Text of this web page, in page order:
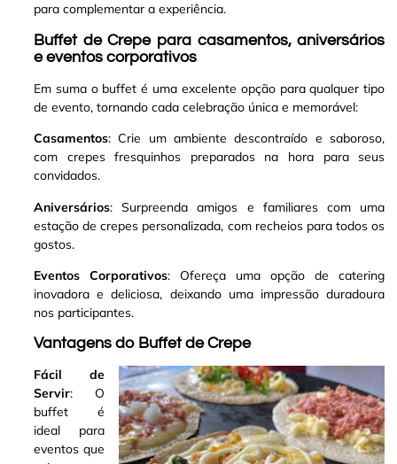
para complementar a experiência.
Buffet de Crepe para casamentos, aniversários
e eventos corporativos
Em suma o buffet é uma excelente opção para qualquer tipo
de evento, tornando cada celebração única e memorável:
Casamentos: Crie um ambiente descontraído e saboroso,
com crepes fresquinhos preparados na hora para seus
convidados.
Aniversários: Surpreenda amigos e familiares com uma
estação de crepes personalizada, com recheios para todos os
gostos.
Eventos Corporativos: Ofereça uma opção de catering
inovadora e deliciosa, deixando uma impressão duradoura
nos participantes.
Vantagens do Buffet de Crepe
Fácil de
Servir: O
buffet é
ideal para
eventos que